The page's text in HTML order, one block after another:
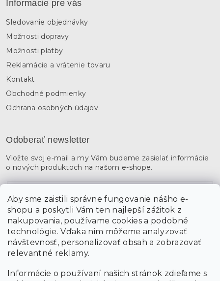
Aby sme zaistili správne fungovanie nášho e-
shopu a poskytli Vám ten najlepší zážitok z
nakupovania, používame cookies a podobné
technológie. Vďaka nim môžeme analyzovať
návštevnosť, personalizovať obsah a zobrazovať
relevantné reklamy.
Informácie o používaní našich stránok zdieľame s
Informácie pre vás
Sledovanie objednávky
Možnosti dopravy
Možnosti platby
Reklamácie a vrátenie tovaru
Kontakt
Obchodné podmienky
Ochrana osobných údajov
Odoberať newsletter
Vložte svoj e-mail a my Vám budeme zasielať informácie
o nových produktoch na našom e-shope.
Vložením údajov súhlasíte s podmienkami ochrany
osobných údajov
PRIHLÁSIŤ SA